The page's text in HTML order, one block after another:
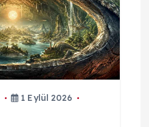
1 Eylül 2026